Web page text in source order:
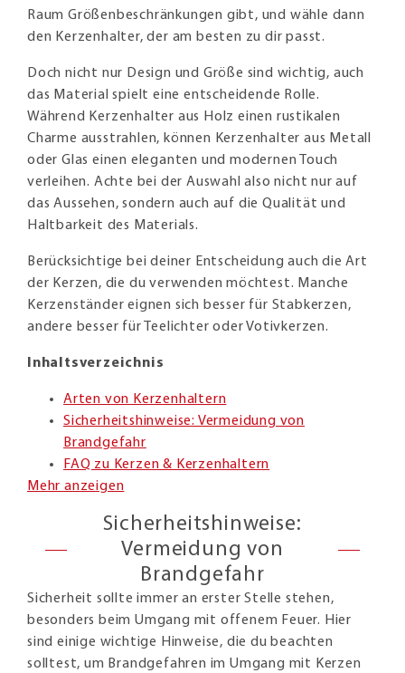
Raum Größenbeschränkungen gibt, und wähle dann
den Kerzenhalter, der am besten zu dir passt.
Doch nicht nur Design und Größe sind wichtig, auch
das Material spielt eine entscheidende Rolle.
Während Kerzenhalter aus Holz einen rustikalen
Charme ausstrahlen, können Kerzenhalter aus Metall
oder Glas einen eleganten und modernen Touch
verleihen. Achte bei der Auswahl also nicht nur auf
das Aussehen, sondern auch auf die Qualität und
Haltbarkeit des Materials.
Berücksichtige bei deiner Entscheidung auch die Art
der Kerzen, die du verwenden möchtest. Manche
Kerzenständer eignen sich besser für Stabkerzen,
andere besser für Teelichter oder Votivkerzen.
Inhaltsverzeichnis
Arten von Kerzenhaltern
Sicherheitshinweise: Vermeidung von
Brandgefahr
FAQ zu Kerzen & Kerzenhaltern
Mehr anzeigen
Sicherheitshinweise:
Vermeidung von
Brandgefahr
Sicherheit sollte immer an erster Stelle stehen,
besonders beim Umgang mit offenem Feuer. Hier
sind einige wichtige Hinweise, die du beachten
solltest, um Brandgefahren im Umgang mit Kerzen